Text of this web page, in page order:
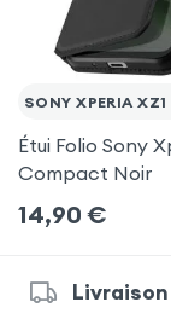
Samsung
Étui Folio Sony
Compact Noir
14,90 €